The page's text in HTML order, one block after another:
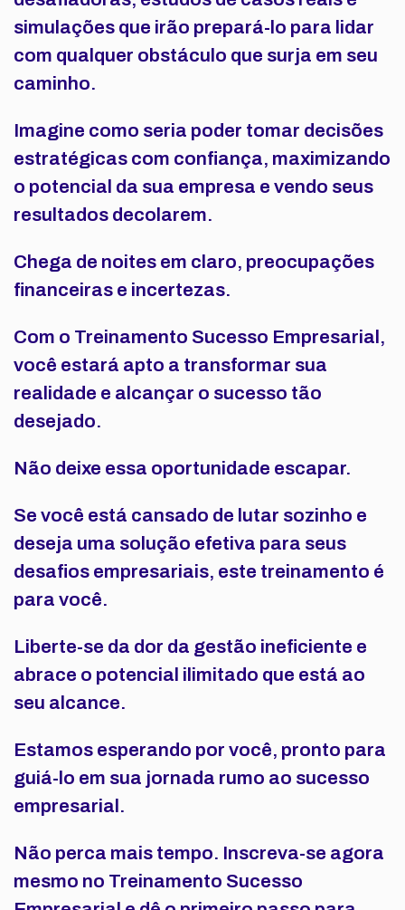
simulações que irão prepará-lo para lidar
com qualquer obstáculo que surja em seu
caminho.
Imagine como seria poder tomar decisões
estratégicas com confiança, maximizando
o potencial da sua empresa e vendo seus
resultados decolarem.
Chega de noites em claro, preocupações
financeiras e incertezas.
Com o Treinamento Sucesso Empresarial,
você estará apto a transformar sua
realidade e alcançar o sucesso tão
desejado.
Não deixe essa oportunidade escapar.
Se você está cansado de lutar sozinho e
deseja uma solução efetiva para seus
desafios empresariais, este treinamento é
para você.
Liberte-se da dor da gestão ineficiente e
abrace o potencial ilimitado que está ao
seu alcance.
Estamos esperando por você, pronto para
guiá-lo em sua jornada rumo ao sucesso
empresarial.
Não perca mais tempo. Inscreva-se agora
mesmo no Treinamento Sucesso